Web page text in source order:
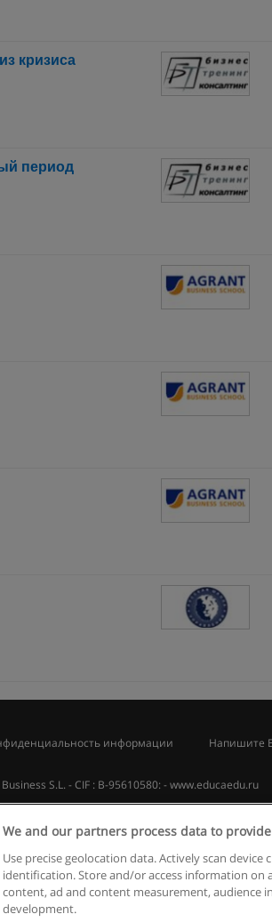
кризиса
период
информации Напишите
S.L. - CIF : B-95610580: - www.educaedu.ru
We and our partners process data to
Use precise geolocation data. Actively scan device
identification. Store and/or access information on
content, ad and content measurement, audience
development.